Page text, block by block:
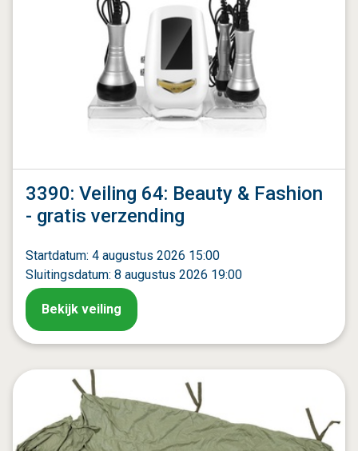
3390: Veiling 64: Beauty & Fashion
- gratis verzending
Startdatum: 4 augustus 2026 15:00
Sluitingsdatum: 8 augustus 2026 19:00
Bekijk veiling